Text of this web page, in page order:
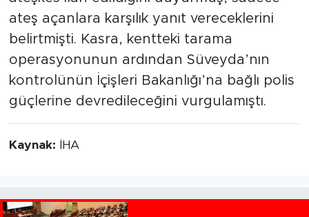
ateş açanlara karşılık yanıt vereceklerini
belirtmişti. Kasra, kentteki tarama
operasyonunun ardından Süveyda’nın
kontrolünün İçişleri Bakanlığı’na bağlı polis
güçlerine devredileceğini vurgulamıştı.
Kaynak: İHA